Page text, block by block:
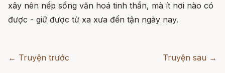
xây nên nếp sống văn hoá tinh thần, mà ít nơi nào có
được - giữ được từ xa xưa đến tận ngày nay.
← Truyện trước Truyện sau →